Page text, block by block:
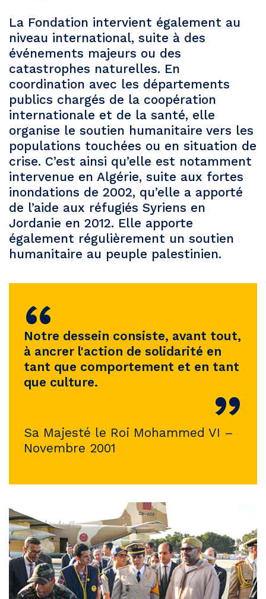
La Fondation intervient également au
niveau international, suite à des
événements majeurs ou des
catastrophes naturelles. En
coordination avec les départements
publics chargés de la coopération
internationale et de la santé, elle
organise le soutien humanitaire vers les
populations touchées ou en situation de
crise. C’est ainsi qu’elle est notamment
intervenue en Algérie, suite aux fortes
inondations de 2002, qu’elle a apporté
de l’aide aux réfugiés Syriens en
Jordanie en 2012. Elle apporte
également régulièrement un soutien
humanitaire au peuple palestinien.
“
Notre dessein consiste, avant tout,
à ancrer l'action de solidarité en
tant que comportement et en tant
que culture.
”
Sa Majesté le Roi Mohammed VI –
Novembre 2001